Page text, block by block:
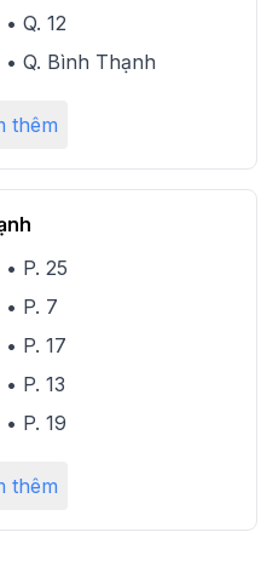
• Q. 12
• Q. Bình Thạnh
thêm
• P. 25
• P. 7
• P. 17
• P. 13
• P. 19
thêm